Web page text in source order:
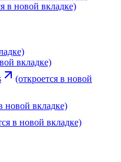
в новой вкладке)
вкладке)
(откроется в новой
новой вкладке)
в новой вкладке)